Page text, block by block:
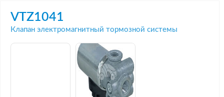
VTZ1041
Клапан электромагнитный тормозной системы